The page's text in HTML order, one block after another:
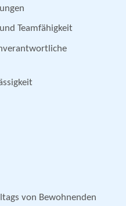
Teamfähigkeit
von Bewohnenden